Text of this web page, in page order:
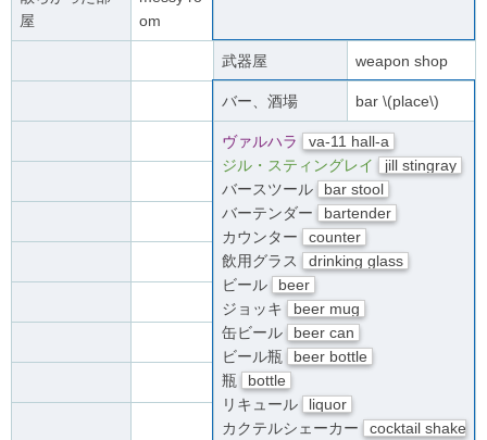
屋
om
武器屋 weapon shop
バー、酒場 bar \(place\)
ヴァルハラ
va-11 hall-a
ジル・スティングレイ
jill stingray
バースツール
bar stool
バーテンダー
bartender
カウンター
counter
飲用グラス
drinking glass
ビール
beer
ジョッキ
beer mug
缶ビール
beer can
ビール瓶
beer bottle
瓶
bottle
リキュール
liquor
カクテルシェーカー
cocktail shake